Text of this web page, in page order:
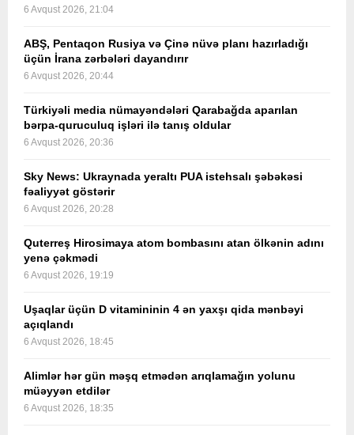
6 Avqust 2026, 21:04
ABŞ, Pentaqon Rusiya və Çinə nüvə planı hazırladığı
üçün İrana zərbələri dayandırır
6 Avqust 2026, 20:44
Türkiyəli media nümayəndələri Qarabağda aparılan
bərpa-quruculuq işləri ilə tanış oldular
6 Avqust 2026, 20:36
Sky News: Ukraynada yeraltı PUA istehsalı şəbəkəsi
fəaliyyət göstərir
6 Avqust 2026, 20:28
Quterreş Hirosimaya atom bombasını atan ölkənin adını
yenə çəkmədi
6 Avqust 2026, 19:19
Uşaqlar üçün D vitamininin 4 ən yaxşı qida mənbəyi
açıqlandı
6 Avqust 2026, 18:45
Alimlər hər gün məşq etmədən arıqlamağın yolunu
müəyyən etdilər
6 Avqust 2026, 18:35